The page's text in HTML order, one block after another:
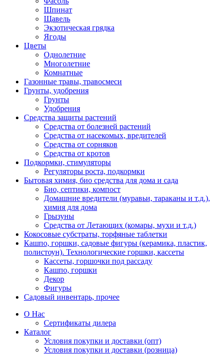
Шпинат
Щавель
Экзотическая грядка
Ягоды
Цветы
Однолетние
Многолетние
Комнатные
Газонные травы, травосмеси
Грунты, удобрения
Грунты
Удобрения
Средства защиты растений
Средства от болезней растений
Средства от насекомых, вредителей
Средства от сорняков
Средства от кротов
Подкормки, стимуляторы
Регуляторы роста, подкормки
Бытовая химия, био средства для дома и сада
Био, септики, компост
Домашние вредители (муравьи, тараканы и т.д.),
химия для дома
Грызуны
Средства от Летающих (комары, мухи и т.д.)
Кокосовые субстраты, торфяные таблетки
Кашпо, горшки, садовые фигуры (керамика, пластик,
полистоун). Технологические горшки, кассеты
Кассеты, горшочки под рассаду
Кашпо, горшки
Декор
Фигуры
Садовый инвентарь, прочее
О Нас
Сертификаты дилера
Каталог
Условия покупки и доставки (опт)
Условия покупки и доставки (розница)